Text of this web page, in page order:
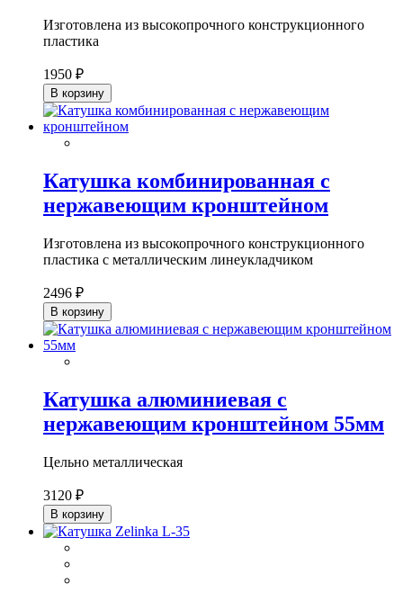
Изготовлена из высокопрочного конструкционного
пластика
1950 ₽
В корзину
Катушка комбинированная с
нержавеющим кронштейном
Изготовлена из высокопрочного конструкционного
пластика с металлическим линеукладчиком
2496 ₽
В корзину
Катушка алюминиевая с
нержавеющим кронштейном 55мм
Цельно металлическая
3120 ₽
В корзину